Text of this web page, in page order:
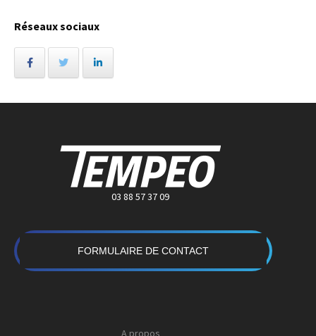
Réseaux sociaux
03 88 57 37 09
FORMULAIRE DE CONTACT
A propos